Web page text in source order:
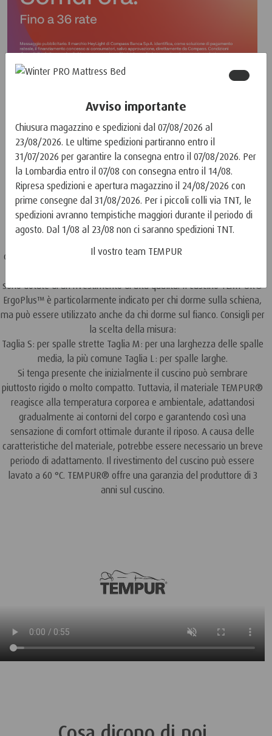
Cosa rende speciale il cuscino
TEMPUR® ErgoPlus™?
Il cuscino ErgoPlus™ presenta, sul lato delle spalle, una forma
inclinata verso il basso e all’indietro che lascia spazio alle spalle.
Questo consente un contatto più stretto tra spalla e cuscino,
comfort che allevia la pressione. Il cuscino è disponibile in diverse
sono dotate di un rivestimento di alta qualità. Il cuscino TEMPUR®
ErgoPlus™ è particolarmente indicato per chi dorme sulla schiena,
ma può essere utilizzato anche da chi dorme sul fianco. Consigli per
la scelta della misura:
Taglia S: per spalle strette Taglia M: per una larghezza delle spalle
media, la più comune Taglia L: per spalle larghe.
Si tenga presente che inizialmente il cuscino può sembrare
piuttosto rigido o molto compatto. Tuttavia, il materiale TEMPUR®
reagisce alla temperatura corporea e ambientale, adattandosi
gradualmente ai contorni del corpo e garantendo così una
sensazione di comfort ottimale durante il riposo. A causa delle
caratteristiche del materiale, potrebbe essere necessario un breve
periodo di adattamento. Il rivestimento del cuscino può essere
lavato a 60 °C. TEMPUR® offre una garanzia del produttore di 3
anni sul cuscino.
Avviso importante
Chiusura magazzino e spedizioni dal 07/08/2026 al
23/08/2026. Le ultime spedizioni partiranno entro il
31/07/2026 per garantire la consegna entro il 07/08/2026. Per
la Lombardia entro il 07/08 con consegna entro il 14/08.
Ripresa spedizioni e apertura magazzino il 24/08/2026 con
prime consegne dal 31/08/2026. Per i piccoli colli via TNT, le
spedizioni avranno tempistiche maggiori durante il periodo di
agosto. Dal 1/08 al 23/08 non ci saranno spedizioni TNT.
Il vostro team TEMPUR